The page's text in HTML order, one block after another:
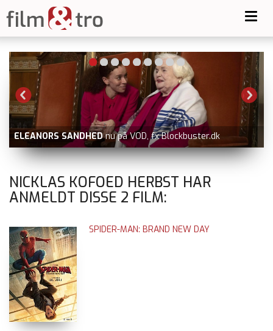
ELEANORS SANDHED nu på VOD, fx Blockbuster.dk
NICKLAS KOFOED HERBST HAR
ANMELDT DISSE 2 FILM:
SPIDER-MAN: BRAND NEW DAY